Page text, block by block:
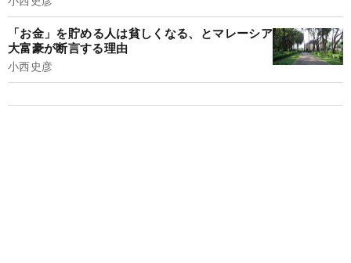
「お金」を貯める人は貧しくなる、とマレーシア
大富豪が断言する理由
小西史彦